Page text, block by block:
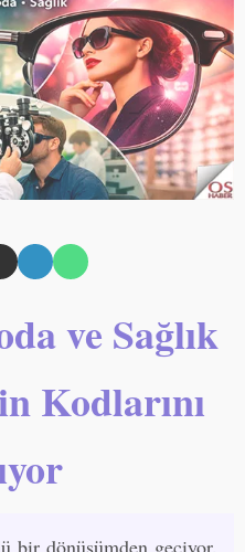
ve Sağlık
Kodlarını
bir dönüşümden geçiyor.